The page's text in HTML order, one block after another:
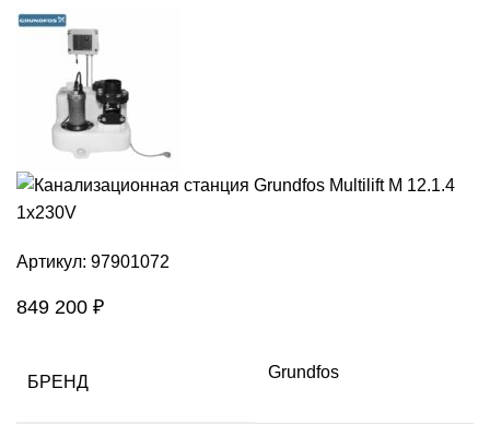
Артикул: 97901072
849 200 ₽
БРЕНД
Grundfos